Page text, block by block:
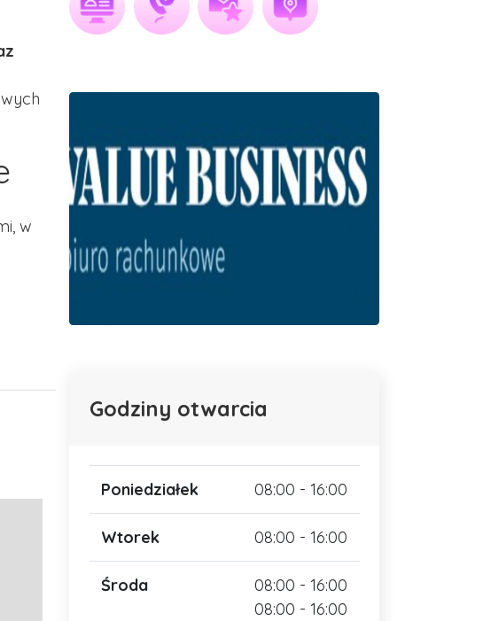
w
Godziny otwarcia
Poniedziałek 08:00 - 16:00
Wtorek 08:00 - 16:00
Środa
08:00 - 16:00
08:00 - 16:00